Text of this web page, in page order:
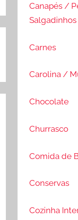
Canapés /
Carnes
Carolina /
Chocolate
Churrasco
Comida de
Conservas
Cozinha